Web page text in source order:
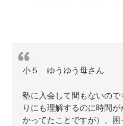
小５ ゆうゆう母さん
塾に入会して間もないので
りにも理解するのに時間
かってたことですが）、